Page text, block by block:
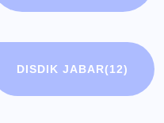
DISDIK JABAR(12)